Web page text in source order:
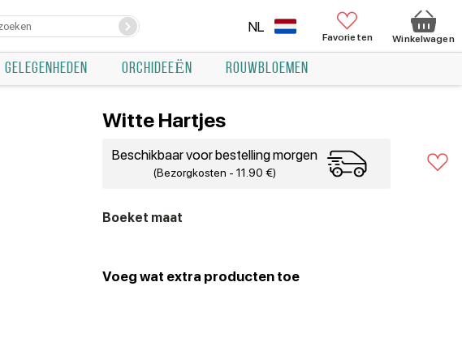
NL
Favorieten Winkelwagen
GELEGENHEDEN ORCHIDEEËN ROUWBLOEMEN
Witte Hartjes
Beschikbaar voor bestelling morgen
(Bezorgkosten - 11.90 €)
Boeket maat
Voeg wat extra producten toe